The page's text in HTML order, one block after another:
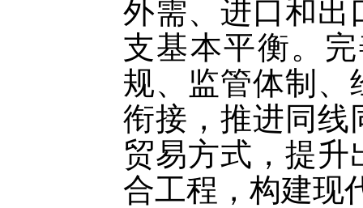
外需、进口和出
支基本平衡。
规、监管体制、
衔接，推进同线
贸易方式，提
合工程，构建现